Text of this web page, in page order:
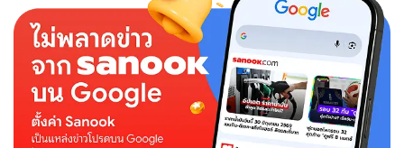
เจ
แมน
ห้าว
ขู่!!!